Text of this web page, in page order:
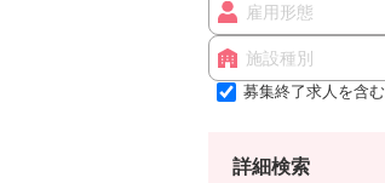
雇用形態
施設種別
募集終了求人を含む
詳細検索